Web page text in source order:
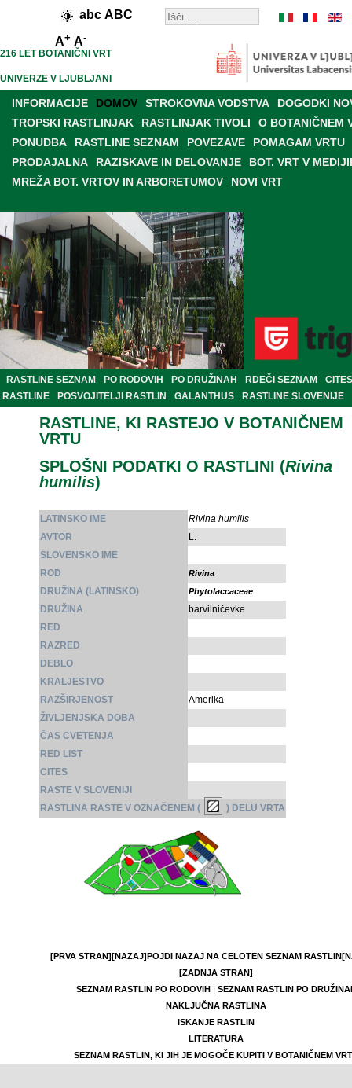
abc ABC
A+ A-
216 LET BOTANIČNI VRT
UNIVERZE V LJUBLJANI
INFORMACIJE DOMOV STROKOVNA VODSTVA
DOGODKI
TROPSKI RASTLINJAK
RASTLINJAK TIVOLI
O BOTANIČNEM
PONUDBA
RASTLINE SEZNAM POVEZAVE
POMAGAM VRTU
PRODAJALNA
RAZISKAVE IN DELOVANJE
BOT. VRT V
MREŽA BOT. VRTOV IN ARBORETUMOV
NOVI VRT
RASTLINE SEZNAM PO RODOVIH PO DRUŽINAH RDEČI SEZNAM
CITES
RASTLINE
POSVOJITELJI RASTLIN GALANTHUS RASTLINE SLOVENIJE
RASTLINE, KI RASTEJO V BOTANIČNEM
VRTU
SPLOŠNI PODATKI O RASTLINI (Rivina
humilis)
LATINSKO IME
Rivina humilis
AVTOR
L.
SLOVENSKO IME
ROD
Rivina
DRUŽINA (LATINSKO) Phytolaccaceae
DRUŽINA
barvilničevke
RED
RAZRED
DEBLO
KRALJESTVO
RAZŠIRJENOST
Amerika
ŽIVLJENJSKA DOBA
ČAS CVETENJA
RED LIST
CITES
RASTE V SLOVENIJI
RASTLINA RASTE V OZNAČENEM (
) DELU VRTA
[PRVA STRAN][NAZAJ]POJDI NAZAJ NA CELOTEN SEZNAM RASTLIN
[ZADNJA STRAN]
SEZNAM RASTLIN PO RODOVIH|
SEZNAM RASTLIN PO
NAKLJUČNA RASTLINA
ISKANJE RASTLIN
LITERATURA
SEZNAM RASTLIN, KI JIH JE MOGOČE KUPITI V BOTANIČNEM